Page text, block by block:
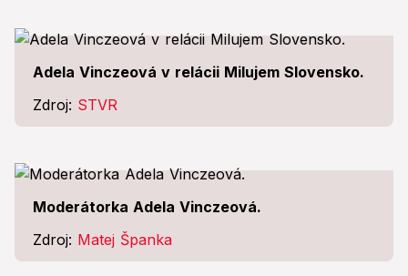
Adela Vinczeová v relácii Milujem Slovensko.
Zdroj: STVR
Moderátorka Adela Vinczeová.
Zdroj: Matej Španka